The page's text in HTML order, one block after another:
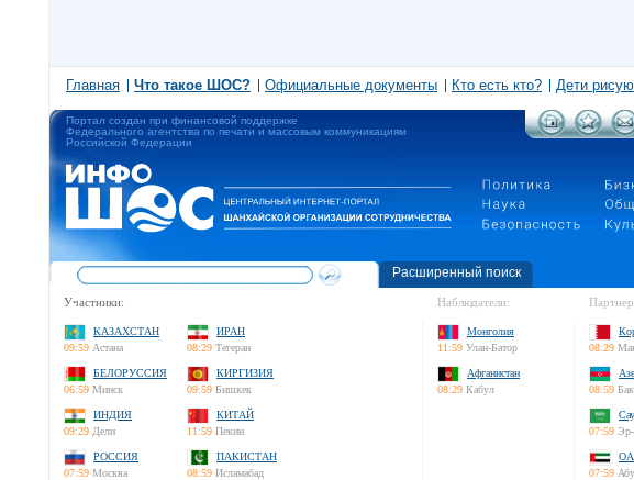
Главная Что такое ШОС? Официальные документы Кто есть кто? Дети
Портал создан при финансовой поддержке
Федерального агентства по печати и массовым коммуникациям
Российской Федерации
Расширенный поиск
Участники:
КАЗАХСТАН
09:59 Астана
ИРАН
08:29 Тегеран
БЕЛОРУССИЯ
06:59 Минск
КИРГИЗИЯ
09:59 Бишкек
ИНДИЯ
09:29 Дели
КИТАЙ
11:59 Пекин
РОССИЯ
07:59 Москва
ПАКИСТАН
08:59 Исламабад
Наблюдатели:
Монголия
11:59 Улан-Батор
Афганистан
08:29 Кабул
08:29
08:59
07:59
07:59